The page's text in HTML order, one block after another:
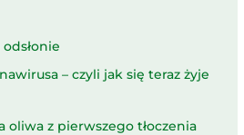
– czyli jak się teraz żyje
oliwa z pierwszego tłoczenia